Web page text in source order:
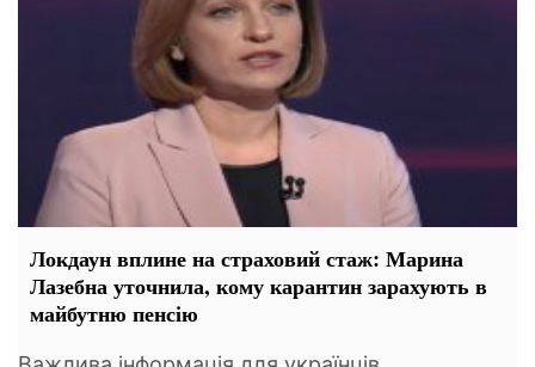
Локдаун вплине на страховий стаж: Марина
Лазебна уточнила, кому карантин зарахують в
майбутню пенсію